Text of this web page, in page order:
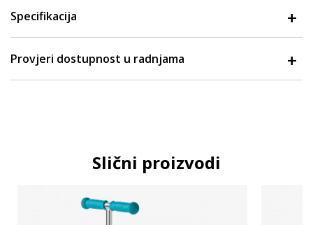
Specifikacija
Provjeri dostupnost u radnjama
Slični proizvodi